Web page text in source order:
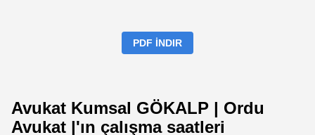
PDF İNDIR
Avukat Kumsal GÖKALP | Ordu
Avukat |'ın çalışma saatleri